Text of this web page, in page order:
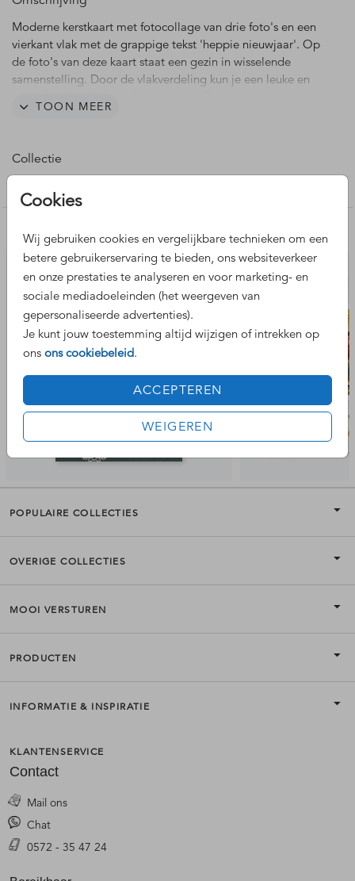
Cookies
Wij gebruiken cookies en vergelijkbare technieken om een
betere gebruikerservaring te bieden, ons websiteverkeer
en onze prestaties te analyseren en voor marketing- en
sociale mediadoeleinden (het weergeven van
gepersonaliseerde advertenties).
Je kunt jouw toestemming altijd wijzigen of intrekken op
ons ons cookiebeleid.
ACCEPTEREN
WEIGEREN
Moderne kerstkaart met fotocollage van drie foto's en een
vierkant vlak met de grappige tekst 'heppie nieuwjaar'. Op
de foto's van deze kaart staat een gezin in wisselende
samenstelling. Door de vlakverdeling kun je een leuke en
waar je ook meerdere foto's kunt laten zien van je familie.
TOON MEER
Collectie
Nog meer leuke ontwerpen
POPULAIRE COLLECTIES
OVERIGE COLLECTIES
MOOI VERSTUREN
PRODUCTEN
INFORMATIE & INSPIRATIE
KLANTENSERVICE
Contact
Mail ons
Chat
0572 - 35 47 24